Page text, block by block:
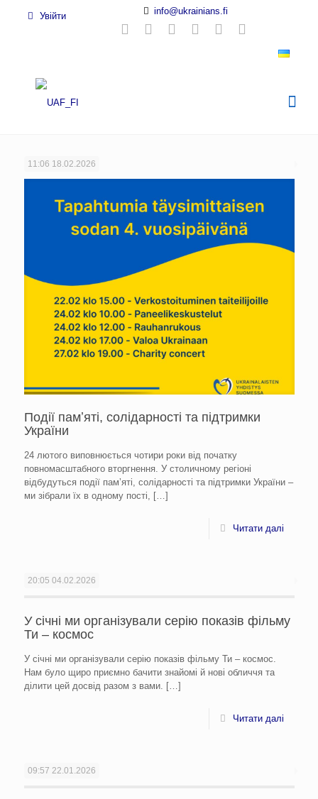
Увійти info@ukrainians.fi
11:06 18.02.2026
Події памʼяті, солідарності та підтримки
України
24 лютого виповнюється чотири роки від початку
повномасштабного вторгнення. У столичному регіоні
відбудуться події памʼяті, солідарності та підтримки України –
ми зібрали їх в одному пості, […]
Читати далі
20:05 04.02.2026
У січні ми організували серію показів фільму
Ти – космос
У січні ми організували серію показів фільму Ти – космос.
Нам було щиро приємно бачити знайомі й нові обличчя та
ділити цей досвід разом з вами. […]
Читати далі
09:57 22.01.2026